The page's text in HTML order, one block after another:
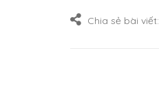
Chia sẻ bài viết: